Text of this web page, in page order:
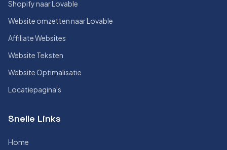
Shopify naar Lovable
Website omzetten naar Lovable
Affiliate Websites
Website Teksten
Website Optimalisatie
Locatiepagina's
Snelle Links
Home